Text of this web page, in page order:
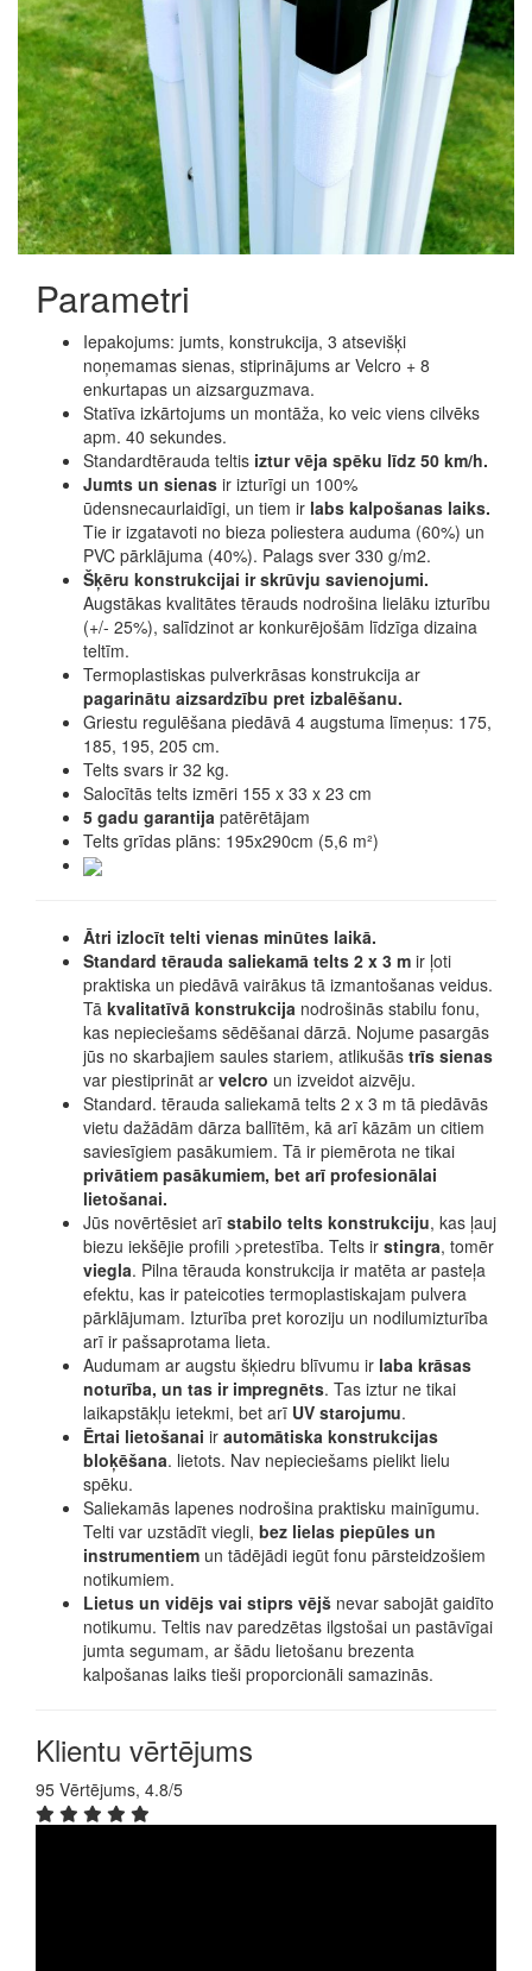
Parametri
Iepakojums: jumts, konstrukcija, 3 atsevišķi
noņemamas sienas, stiprinājums ar Velcro + 8
enkurtapas un aizsarguzmava.
Statīva izkārtojums un montāža, ko veic viens cilvēks
apm. 40 sekundes.
Standardtērauda teltis iztur vēja spēku līdz 50 km/h.
Jumts un sienas ir izturīgi un 100%
ūdensnecaurlaidīgi, un tiem ir labs kalpošanas laiks.
Tie ir izgatavoti no bieza poliestera auduma (60%) un
PVC pārklājuma (40%). Palags sver 330 g/m2.
Šķēru konstrukcijai ir skrūvju savienojumi.
Augstākas kvalitātes tērauds nodrošina lielāku izturību
(+/- 25%), salīdzinot ar konkurējošām līdzīga dizaina
teltīm.
Termoplastiskas pulverkrāsas konstrukcija ar
pagarinātu aizsardzību pret izbalēšanu.
Griestu regulēšana piedāvā 4 augstuma līmeņus: 175,
185, 195, 205 cm.
Telts svars ir 32 kg.
Salocītās telts izmēri 155 x 33 x 23 cm
5 gadu garantija patērētājam
Telts grīdas plāns: 195x290cm (5,6 m²)
Ātri izlocīt telti vienas minūtes laikā.
Standard tērauda saliekamā telts 2 x 3 m ir ļoti
praktiska un piedāvā vairākus tā izmantošanas veidus.
Tā kvalitatīvā konstrukcija nodrošinās stabilu fonu,
kas nepieciešams sēdēšanai dārzā. Nojume pasargās
jūs no skarbajiem saules stariem, atlikušās trīs sienas
var piestiprināt ar velcro un izveidot aizvēju.
Standard. tērauda saliekamā telts 2 x 3 m tā piedāvās
vietu dažādām dārza ballītēm, kā arī kāzām un citiem
saviesīgiem pasākumiem. Tā ir piemērota ne tikai
privātiem pasākumiem, bet arī profesionālai
lietošanai.
Jūs novērtēsiet arī stabilo telts konstrukciju, kas ļauj
biezu iekšējie profili >pretestība. Telts ir stingra, tomēr
viegla. Pilna tērauda konstrukcija ir matēta ar pasteļa
efektu, kas ir pateicoties termoplastiskajam pulvera
pārklājumam. Izturība pret koroziju un nodilumizturība
arī ir pašsaprotama lieta.
Audumam ar augstu šķiedru blīvumu ir laba krāsas
noturība, un tas ir impregnēts. Tas iztur ne tikai
laikapstākļu ietekmi, bet arī UV starojumu.
Ērtai lietošanai ir automātiska konstrukcijas
bloķēšana. lietots. Nav nepieciešams pielikt lielu
spēku.
Saliekamās lapenes nodrošina praktisku mainīgumu.
Telti var uzstādīt viegli, bez lielas piepūles un
instrumentiem un tādējādi iegūt fonu pārsteidzošiem
notikumiem.
Lietus un vidējs vai stiprs vējš nevar sabojāt gaidīto
notikumu. Teltis nav paredzētas ilgstošai un pastāvīgai
jumta segumam, ar šādu lietošanu brezenta
kalpošanas laiks tieši proporcionāli samazinās.
Klientu vērtējums
95 Vērtējums, 4.8/5